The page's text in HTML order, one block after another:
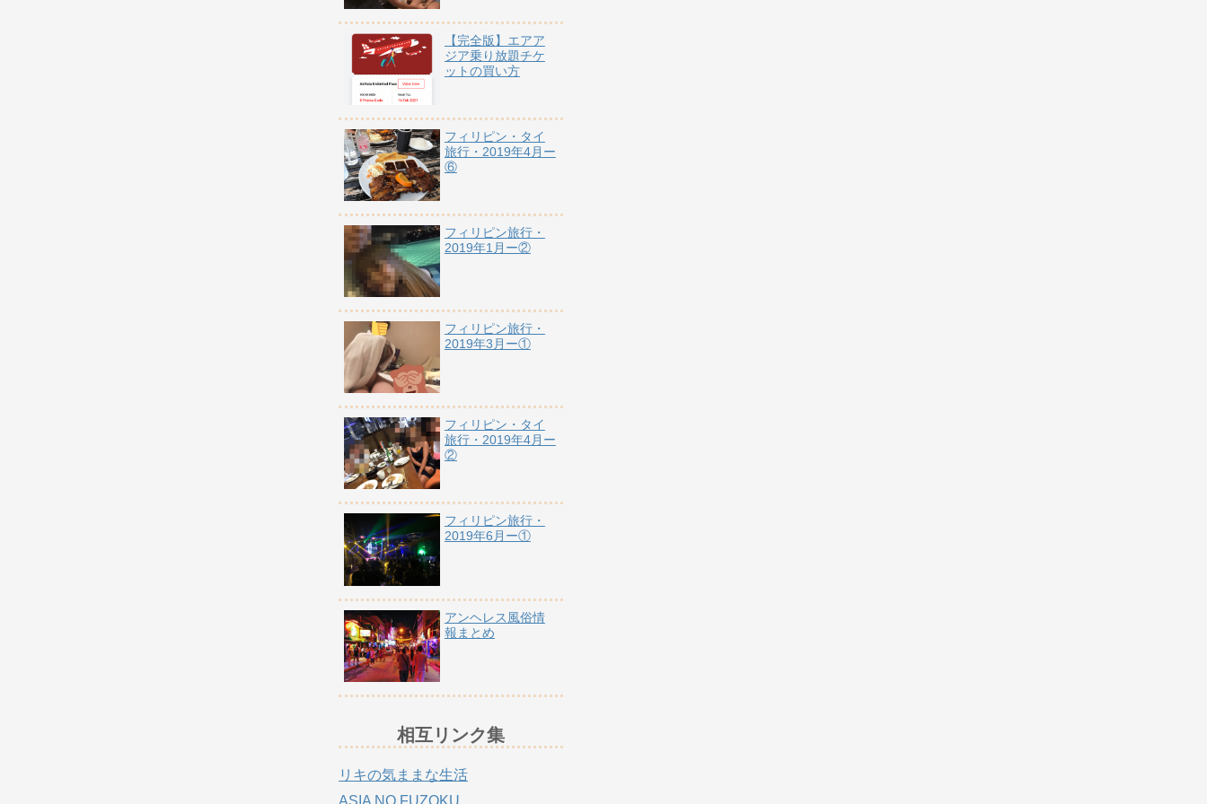
【完全版】エアア
ジア乗り放題チケ
ットの買い方
フィリピン・タイ
旅行・2019年4月ー
⑥
フィリピン旅行・
2019年1月ー②
フィリピン旅行・
2019年3月ー①
フィリピン・タイ
旅行・2019年4月ー
②
フィリピン旅行・
2019年6月ー①
アンヘレス風俗情
報まとめ
相互リンク集
リキの気ままな生活
ASIA NO FUZOKU